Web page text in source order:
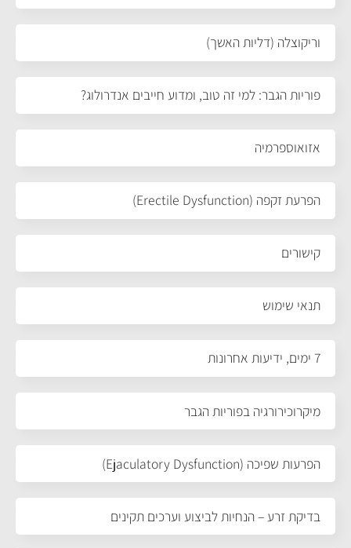
וריקוצלה (דליות האשך)
פוריות הגבר: למי זה טוב, ומדוע חייבים אנדרולוג?
אזואוספרמיה
הפרעת זקפה (Erectile Dysfunction)
קישורים
תנאי שימוש
7 ימים, ידיעות אחרונות
מיקרוכירורגיה בפוריות הגבר
הפרעות שפיכה (Ejaculatory Dysfunction)
בדיקת זרע – הנחיות לביצוע וערכים תקינים